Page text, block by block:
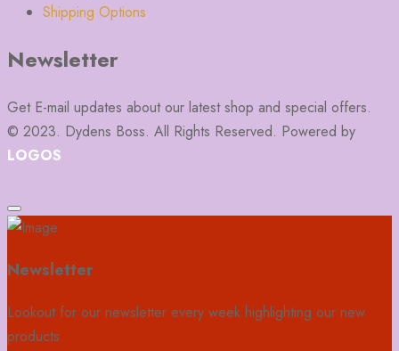
Shipping Options
Newsletter
Get E-mail updates about our latest shop and special offers.
© 2023. Dydens Boss. All Rights Reserved. Powered by
LOGOS
Newsletter
Lookout for our newsletter every week highlighting our new
products.